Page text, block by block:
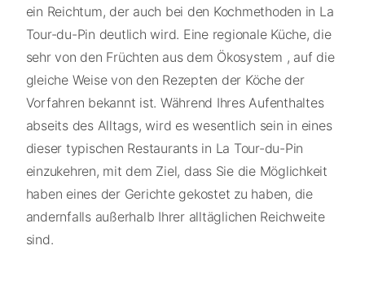
ein Reichtum, der auch bei den Kochmethoden in La
Tour-du-Pin deutlich wird. Eine regionale Küche, die
sehr von den Früchten aus dem Ökosystem , auf die
gleiche Weise von den Rezepten der Köche der
Vorfahren bekannt ist. Während Ihres Aufenthaltes
abseits des Alltags, wird es wesentlich sein in eines
dieser typischen Restaurants in La Tour-du-Pin
einzukehren, mit dem Ziel, dass Sie die Möglichkeit
haben eines der Gerichte gekostet zu haben, die
andernfalls außerhalb Ihrer alltäglichen Reichweite
sind.